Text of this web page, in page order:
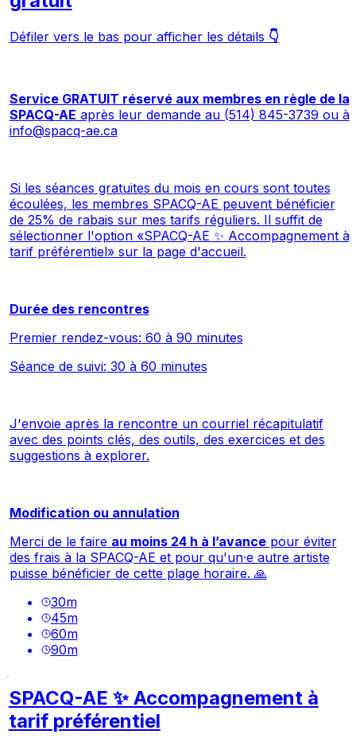
Défiler vers le bas pour afficher les détails 👇
Service GRATUIT réservé aux membres en règle de la
SPACQ-AE après leur demande au (514) 845-3739 ou à
info@spacq-ae.ca
Si les séances gratuites du mois en cours sont toutes
écoulées, les membres SPACQ-AE peuvent bénéficier
de 25% de rabais sur mes tarifs réguliers. Il suffit de
sélectionner l'option «SPACQ-AE ✨ Accompagnement à
tarif préférentiel» sur la page d'accueil.
Durée des rencontres
Premier rendez-vous: 60 à 90 minutes
Séance de suivi: 30 à 60 minutes
J'envoie après la rencontre un courriel récapitulatif
avec des points clés, des outils, des exercices et des
suggestions à explorer.
Modification ou annulation
Merci de le faire au moins 24 h à l’avancepour éviter
des frais à la SPACQ-AE et pour qu'un·e autre artiste
puisse bénéficier de cette plage horaire. 🙏
30m
45m
60m
90m
SPACQ-AE ✨ Accompagnement à
tarif préférentiel